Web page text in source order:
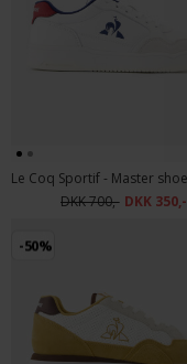
DKK 700,- DKK 350,-
-50%